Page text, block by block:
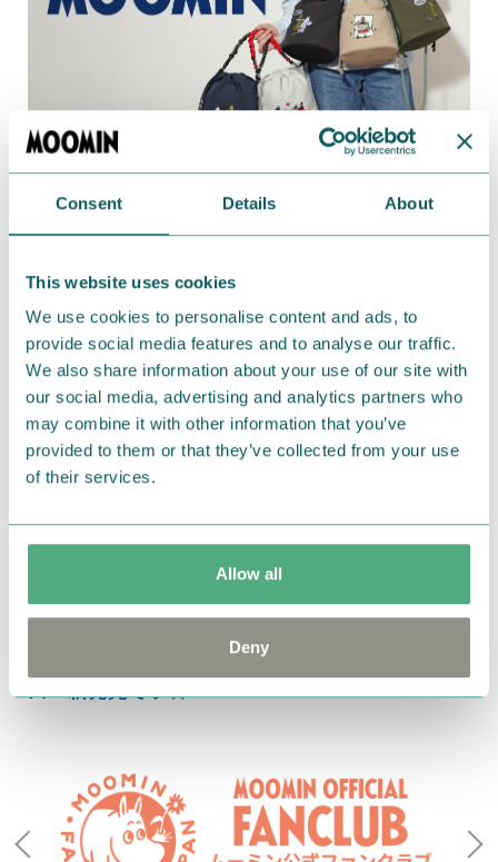
Consent Details About
This website uses cookies
We use cookies to personalise content and ads, to
provide social media features and to analyse our traffic.
We also share information about your use of our site with
our social media, advertising and analytics partners who
may combine it with other information that you’ve
provided to them or that they’ve collected from your use
of their services.
Allow all
Deny
2026.05.03
”コロン”としたフォルムが愛らしい巾着バッグが
登場！
2018.06.26
小物もヘアアクセも夏仕様に！刺繍ポーチシリー
ズ 新発売です☆